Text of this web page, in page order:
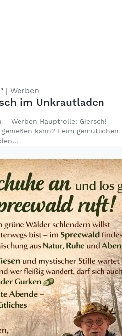
| Werben
im Unkrautladen
Werben Hauptrolle: Giersch!
kann? Beim gemütlichen